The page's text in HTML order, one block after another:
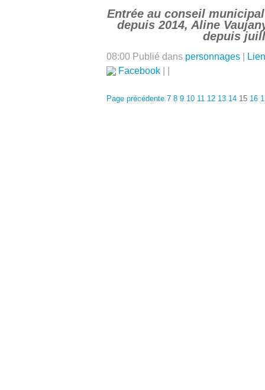
Entrée au conseil
depuis 2014, Aline
depuis
08:00 Publié dans personnages |
Facebook | |
Page précédente 7 8 9 10 11 12 13 14 15 16